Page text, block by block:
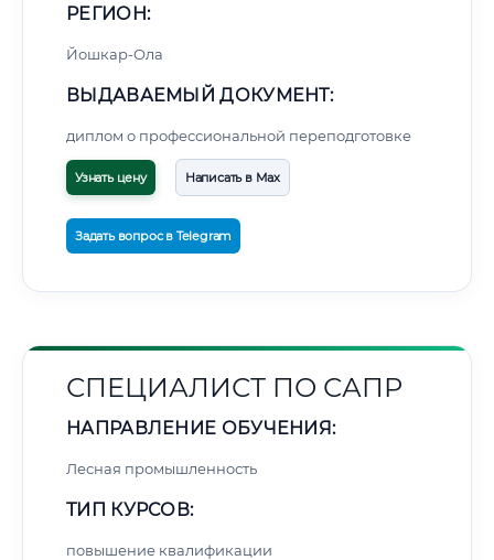
РЕГИОН:
Йошкар-Ола
ВЫДАВАЕМЫЙ ДОКУМЕНТ:
диплом о профессиональной переподготовке
Узнать цену Написать в Max
Задать вопрос в Telegram
СПЕЦИАЛИСТ ПО САПР
НАПРАВЛЕНИЕ ОБУЧЕНИЯ:
Лесная промышленность
ТИП КУРСОВ:
повышение квалификации